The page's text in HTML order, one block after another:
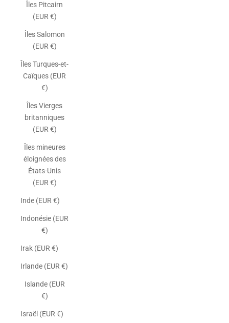
Îles Pitcairn
(EUR €)
Îles Salomon
(EUR €)
Îles Turques-et-
Caïques (EUR
€)
Îles Vierges
britanniques
(EUR €)
Îles mineures
éloignées des
États-Unis
(EUR €)
Inde (EUR €)
Indonésie (EUR
€)
Irak (EUR €)
Irlande (EUR €)
Islande (EUR
€)
Israël (EUR €)